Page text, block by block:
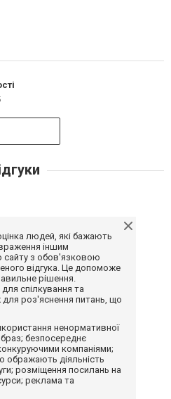
людей, які бажають
іншим
сайту з обов'язковою
відгука. Це допоможе
рішення.
спілкування та
роз'яснення питань, що
ненормативної
безпосереднє
компаніями;
ображають діяльність
розміщення посилань на
реклама та